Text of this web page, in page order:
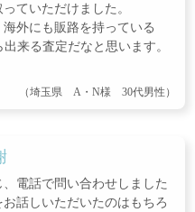
ていただけました。
外にも販路を持っている
来る査定だなと思います。
（埼玉県 A・N様 30代男性）
電話で問い合わせしました
話しいただいたのはもちろ